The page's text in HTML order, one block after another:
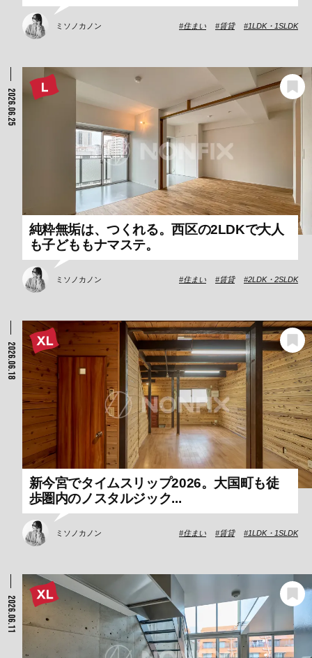
ミソノカノン 住まい 賃貸 1LDK・1SLDK
2026.06.25
純粋無垢は、つくれる。西区の2LDKで大人
も子どももナマステ。
ミソノカノン 住まい 賃貸 2LDK・2SLDK
2026.06.18
新今宮でタイムスリップ2026。大国町も徒
歩圏内のノスタルジック...
ミソノカノン 住まい 賃貸 1LDK・1SLDK
2026.06.11